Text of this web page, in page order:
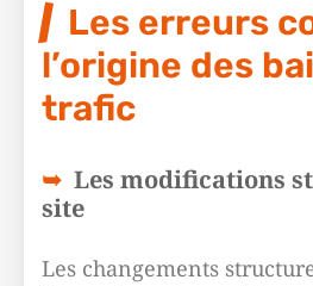
Les erreurs
l’origine des
trafic
Les modifications
site
Les changements